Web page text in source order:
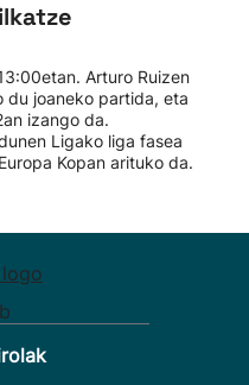
Arturo Ruizen
joaneko partida, eta
izango da.
Ligako liga fasea
Kopan arituko da.